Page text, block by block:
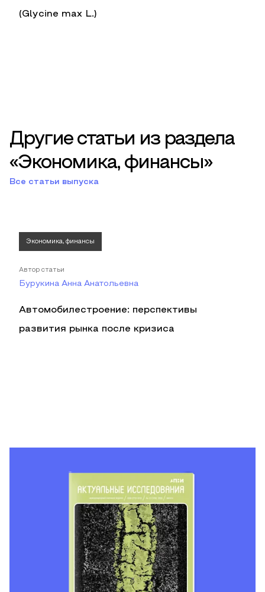
(Glycine max L.)
Другие статьи из раздела
«Экономика, финансы»
Все статьи выпуска
Экономика, финансы
Автор статьи
Бурукина Анна Анатольевна
Автомобилестроение: перспективы
развития рынка после кризиса